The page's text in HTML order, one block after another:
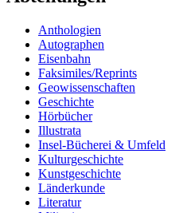
Anthologien
Autographen
Eisenbahn
Faksimiles/Reprints
Geowissenschaften
Geschichte
Hörbücher
Illustrata
Insel-Bücherei & Umfeld
Kulturgeschichte
Kunstgeschichte
Länderkunde
Literatur